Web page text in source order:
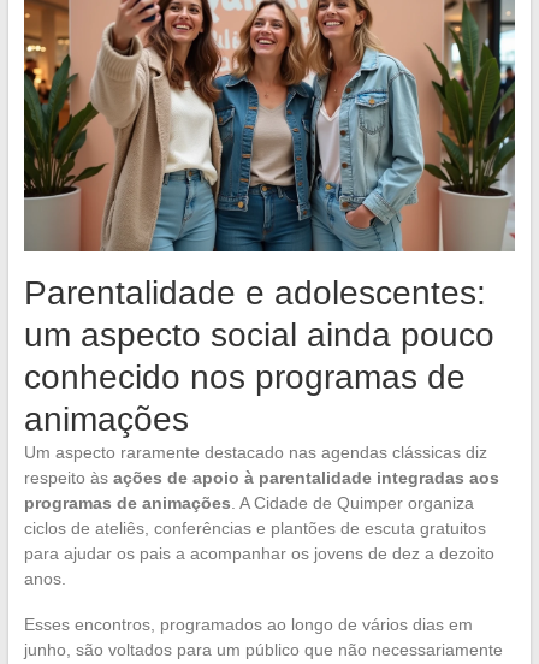
Parentalidade e adolescentes:
um aspecto social ainda pouco
conhecido nos programas de
animações
Um aspecto raramente destacado nas agendas clássicas diz
respeito às ações de apoio à parentalidade integradas aos
programas de animações. A Cidade de Quimper organiza
ciclos de ateliês, conferências e plantões de escuta gratuitos
para ajudar os pais a acompanhar os jovens de dez a dezoito
anos.
Esses encontros, programados ao longo de vários dias em
junho, são voltados para um público que não necessariamente